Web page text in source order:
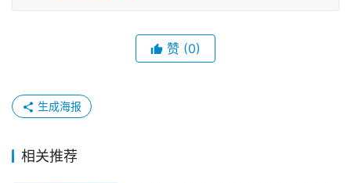
赞 (0)
生成海报
相关推荐